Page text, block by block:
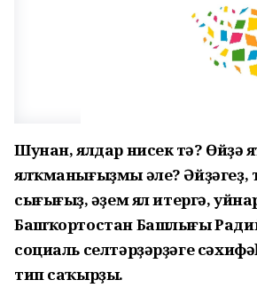
Шунан, ялдар нисек үтә? Өйҙә
ялҡманығыҙмы әле?
сығығыҙ, әүҙем ял итергә,
Башҡортостан Башлығы
социаль селтәрҙәрҙәге
тип саҡырҙы.